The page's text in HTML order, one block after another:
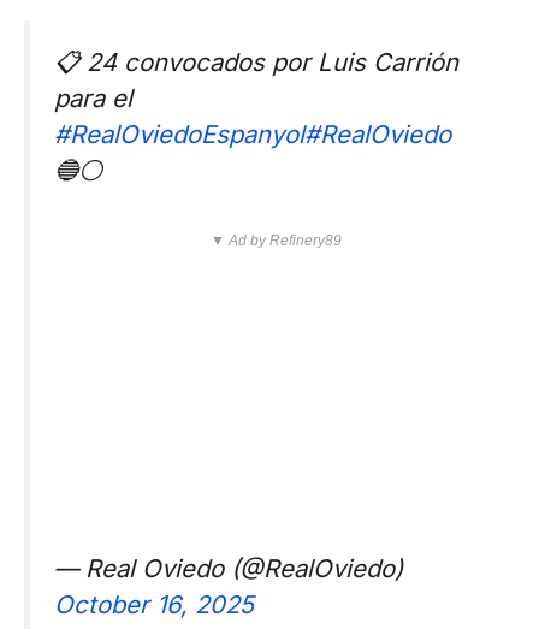
📋 24 convocados por Luis Carrión
para el
#RealOviedoEspanyol#RealOviedo
🔵⚪
▼ Ad by Refinery89
— Real Oviedo (@RealOviedo)
October 16, 2025